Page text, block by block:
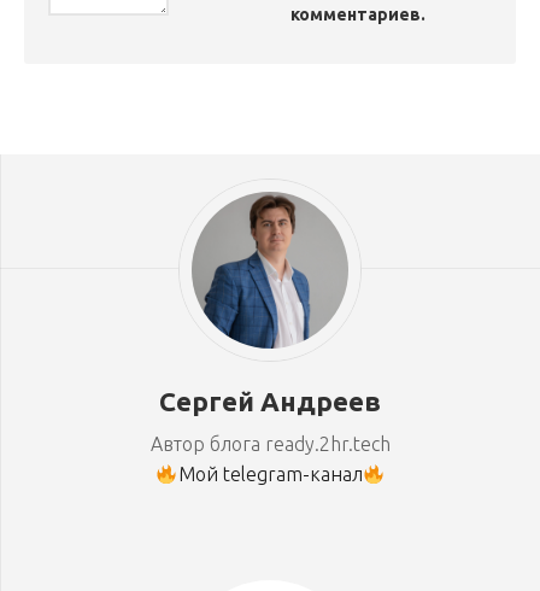
комментариев.
Сергей Андреев
Автор блога ready.2hr.tech
Мой telegram-канал